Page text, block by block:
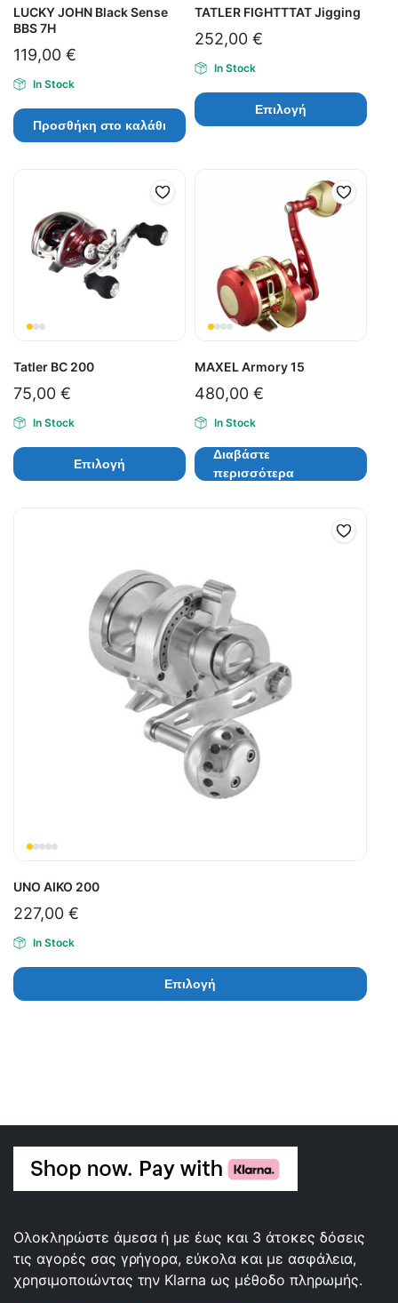
LUCKY JOHN Black Sense
BBS 7H
119,00 €
In Stock
Προσθήκη στο καλάθι
TATLER FIGHTTTAT Jigging
252,00 €
In Stock
Επιλογή
Tatler BC 200
75,00 €
In Stock
Επιλογή
MAXEL Armory 15
480,00 €
In Stock
Διαβάστε
περισσότερα
UNO ΑΙΚΟ 200
227,00 €
In Stock
Επιλογή
Ολοκληρώστε άμεσα ή με έως και 3 άτοκες δόσεις
τις αγορές σας γρήγορα, εύκολα και με ασφάλεια,
χρησιμοποιώντας την Klarna ως μέθοδο πληρωμής.